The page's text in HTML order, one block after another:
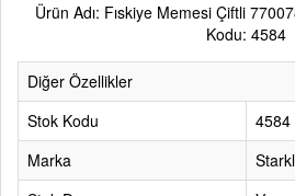
Ürün Adı: Fıskiye Memesi Çiftli
Kodu: 4584
Diğer Özellikler
Stok Kodu
4584
Marka